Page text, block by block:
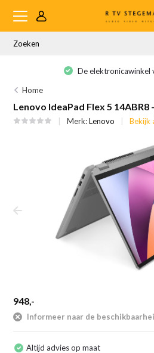
De elektronicawinkel
Home
Lenovo IdeaPad Flex 5 14ABR8
Merk:Lenovo Bekijk
948,-
Informeer naar de
Altijd advies op maat